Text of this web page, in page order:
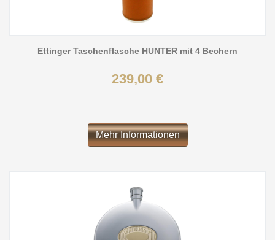
Ettinger Taschenflasche HUNTER mit 4 Bechern
239,00 €
Mehr Informationen